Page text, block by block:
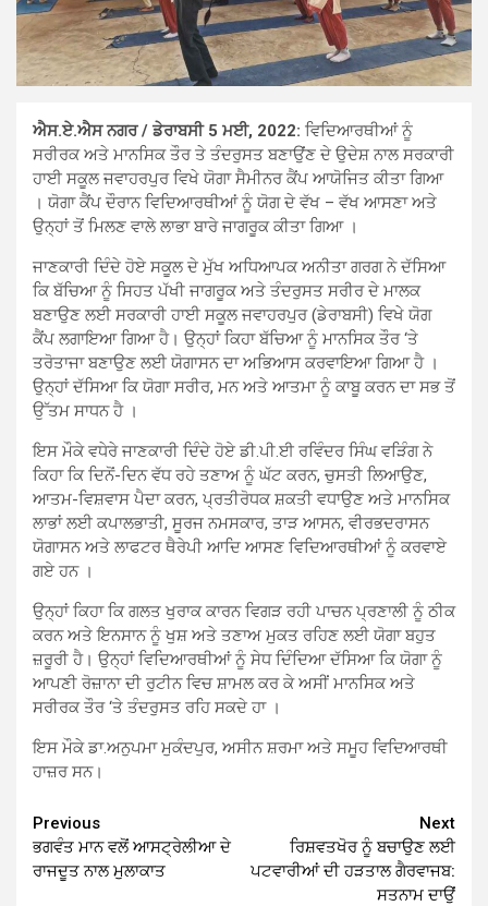
ਐਸ.ਏ.ਐਸ ਨਗਰ / ਡੇਰਾਬਸੀ 5 ਮਈ, 2022: ਵਿਦਿਆਰਥੀਆਂ ਨੂੰ
ਸਰੀਰਕ ਅਤੇ ਮਾਨਸਿਕ ਤੌਰ ਤੇ ਤੰਦਰੁਸਤ ਬਣਾਉਂਣ ਦੇ ਉਦੇਸ਼ ਨਾਲ ਸਰਕਾਰੀ
ਹਾਈ ਸਕੂਲ ਜਵਾਹਰਪੁਰ ਵਿਖੇ ਯੋਗਾ ਸੈਮੀਨਰ ਕੈਂਪ ਆਯੋਜਿਤ ਕੀਤਾ ਗਿਆ
। ਯੋਗਾ ਕੈਂਪ ਦੌਰਾਨ ਵਿਦਿਆਰਥੀਆਂ ਨੂੰ ਯੋਗ ਦੇ ਵੱਖ – ਵੱਖ ਆਸਣਾ ਅਤੇ
ਉਨ੍ਹਾਂ ਤੋਂ ਮਿਲਣ ਵਾਲੇ ਲਾਭਾ ਬਾਰੇ ਜਾਗਰੂਕ ਕੀਤਾ ਗਿਆ ।
ਜਾਣਕਾਰੀ ਦਿੰਦੇ ਹੋਏ ਸਕੂਲ ਦੇ ਮੁੱਖ ਅਧਿਆਪਕ ਅਨੀਤਾ ਗਰਗ ਨੇ ਦੱਸਿਆ
ਕਿ ਬੱਚਿਆ ਨੂੰ ਸਿਹਤ ਪੱਖੀ ਜਾਗਰੂਕ ਅਤੇ ਤੰਦਰੁਸਤ ਸਰੀਰ ਦੇ ਮਾਲਕ
ਬਣਾਉਣ ਲਈ ਸਰਕਾਰੀ ਹਾਈ ਸਕੂਲ ਜਵਾਹਰਪੁਰ (ਡੇਰਾਬਸੀ) ਵਿਖੇ ਯੋਗ
ਕੈਂਪ ਲਗਾਇਆ ਗਿਆ ਹੈ। ਉਨ੍ਹਾਂ ਕਿਹਾ ਬੱਚਿਆ ਨੂੰ ਮਾਨਸਿਕ ਤੌਰ ‘ਤੇ
ਤਰੋਤਾਜਾ ਬਣਾਉਣ ਲਈ ਯੋਗਾਸਨ ਦਾ ਅਭਿਆਸ ਕਰਵਾਇਆ ਗਿਆ ਹੈ ।
ਉਨ੍ਹਾਂ ਦੱਸਿਆ ਕਿ ਯੋਗਾ ਸਰੀਰ, ਮਨ ਅਤੇ ਆਤਮਾ ਨੂੰ ਕਾਬੂ ਕਰਨ ਦਾ ਸਭ ਤੋਂ
ਉੱਤਮ ਸਾਧਨ ਹੈ ।
ਇਸ ਮੌਕੇ ਵਧੇਰੇ ਜਾਣਕਾਰੀ ਦਿੰਦੇ ਹੋਏ ਡੀ.ਪੀ.ਈ ਰਵਿੰਦਰ ਸਿੰਘ ਵੜਿੰਗ ਨੇ
ਕਿਹਾ ਕਿ ਦਿਨੋਂ-ਦਿਨ ਵੱਧ ਰਹੇ ਤਣਾਅ ਨੂੰ ਘੱਟ ਕਰਨ, ਚੁਸਤੀ ਲਿਆਉਣ,
ਆਤਮ-ਵਿਸ਼ਵਾਸ ਪੈਦਾ ਕਰਨ, ਪ੍ਰਤੀਰੋਧਕ ਸ਼ਕਤੀ ਵਧਾਉਣ ਅਤੇ ਮਾਨਸਿਕ
ਲਾਭਾਂ ਲਈ ਕਪਾਲਭਾਤੀ, ਸੂਰਜ ਨਮਸਕਾਰ, ਤਾੜ ਆਸਨ, ਵੀਰਭਦਰਾਸਨ
ਯੋਗਾਸਨ ਅਤੇ ਲਾਫਟਰ ਥੈਰੇਪੀ ਆਦਿ ਆਸਣ ਵਿਦਿਆਰਥੀਆਂ ਨੂੰ ਕਰਵਾਏ
ਗਏ ਹਨ ।
ਉਨ੍ਹਾਂ ਕਿਹਾ ਕਿ ਗਲਤ ਖੁਰਾਕ ਕਾਰਨ ਵਿਗੜ ਰਹੀ ਪਾਚਨ ਪ੍ਰਣਾਲੀ ਨੂੰ ਠੀਕ
ਕਰਨ ਅਤੇ ਇਨਸਾਨ ਨੂੰ ਖੁਸ਼ ਅਤੇ ਤਣਾਅ ਮੁਕਤ ਰਹਿਣ ਲਈ ਯੋਗਾ ਬਹੁਤ
ਜ਼ਰੂਰੀ ਹੈ। ਉਨ੍ਹਾਂ ਵਿਦਿਆਰਥੀਆਂ ਨੂੰ ਸੇਧ ਦਿੰਦਿਆ ਦੱਸਿਆ ਕਿ ਯੋਗਾ ਨੂੰ
ਆਪਣੀ ਰੋਜ਼ਾਨਾ ਦੀ ਰੁਟੀਨ ਵਿਚ ਸ਼ਾਮਲ ਕਰ ਕੇ ਅਸੀਂ ਮਾਨਸਿਕ ਅਤੇ
ਸਰੀਰਕ ਤੌਰ ‘ਤੇ ਤੰਦਰੁਸਤ ਰਹਿ ਸਕਦੇ ਹਾ ।
ਇਸ ਮੌਕੇ ਡਾ.ਅਨੁਪਮਾ ਮੁਕੰਦਪੁਰ, ਅਸੀਨ ਸ਼ਰਮਾ ਅਤੇ ਸਮੂਹ ਵਿਦਿਆਰਥੀ
ਹਾਜ਼ਰ ਸਨ।
Continue
Reading
Previous
ਭਗਵੰਤ ਮਾਨ ਵਲੋਂ ਆਸਟ੍ਰੇਲੀਆ ਦੇ
ਰਾਜਦੂਤ ਨਾਲ ਮੁਲਾਕਾਤ
Next
ਰਿਸ਼ਵਤਖੋਰ ਨੂੰ ਬਚਾਉਣ ਲਈ
ਪਟਵਾਰੀਆਂ ਦੀ ਹੜਤਾਲ ਗੈਰਵਾਜਬ:
ਸਤਨਾਮ ਦਾਉਂ